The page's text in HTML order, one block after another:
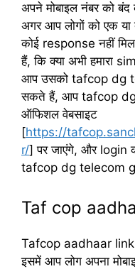
अपने मोबाइल नंबर को
अगर आप लोगों को एक
कोई response नहीं
हैं, कि क्या अभी हमारा
आप उसको tafcop dg
सकते हैं, आप tafcop
ऑफिशल वेबसाइट
[https://
r/] पर जाएंगे, और
tafcop dg telecom
Taf cop
Tafcop aadhaar link
इसमें आप लोग अपना